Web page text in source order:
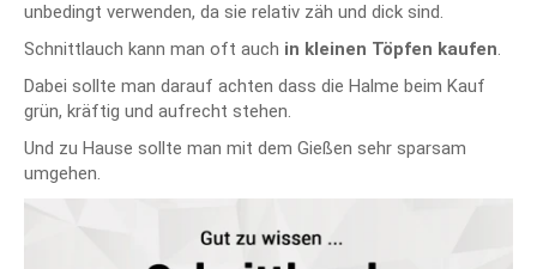
unbedingt verwenden, da sie relativ zäh und dick sind.
Schnittlauch kann man oft auch in kleinen Töpfen kaufen.
Dabei sollte man darauf achten dass die Halme beim Kauf
grün, kräftig und aufrecht stehen.
Und zu Hause sollte man mit dem Gießen sehr sparsam
umgehen.